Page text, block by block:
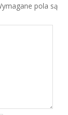
pola są